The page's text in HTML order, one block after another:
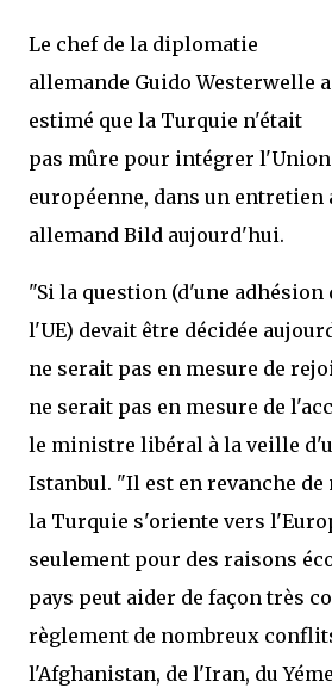
Le chef de la diplomatie
allemande Guido Westerwelle a
estimé que la Turquie n'était
pas mûre pour intégrer l'Union
européenne, dans un entretien
allemand Bild aujourd'hui.
"Si la question (d'une adhésion
l'UE) devait être décidée
ne serait pas en mesure de
ne serait pas en mesure de
le ministre libéral à la veille
Istanbul. "Il est en revanche
la Turquie s'oriente vers
seulement pour des raisons
pays peut aider de façon très
règlement de nombreux
l'Afghanistan, de l'Iran, du